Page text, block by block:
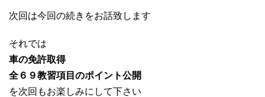
次回は今回の続きをお話致します
それでは
車の免許取得
全６９教習項目のポイント公開
を次回もお楽しみにして下さい